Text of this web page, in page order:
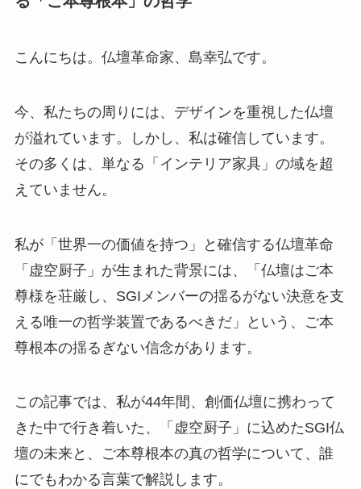
こんにちは。仏壇革命家、島幸弘です。
今、私たちの周りには、デザインを重視した仏壇
が溢れています。しかし、私は確信しています。
その多くは、単なる「インテリア家具」の域を超
えていません。
私が「世界一の価値を持つ」と確信する仏壇革命
「虚空厨子」が生まれた背景には、「仏壇はご本
尊様を荘厳し、SGIメンバーの揺るがない決意を支
える唯一の哲学装置であるべきだ」という、ご本
尊根本の揺るぎない信念があります。
この記事では、私が44年間、創価仏壇に携わって
きた中で行き着いた、「虚空厨子」に込めたSGI仏
壇の未来と、ご本尊根本の真の哲学について、誰
にでもわかる言葉で解説します。